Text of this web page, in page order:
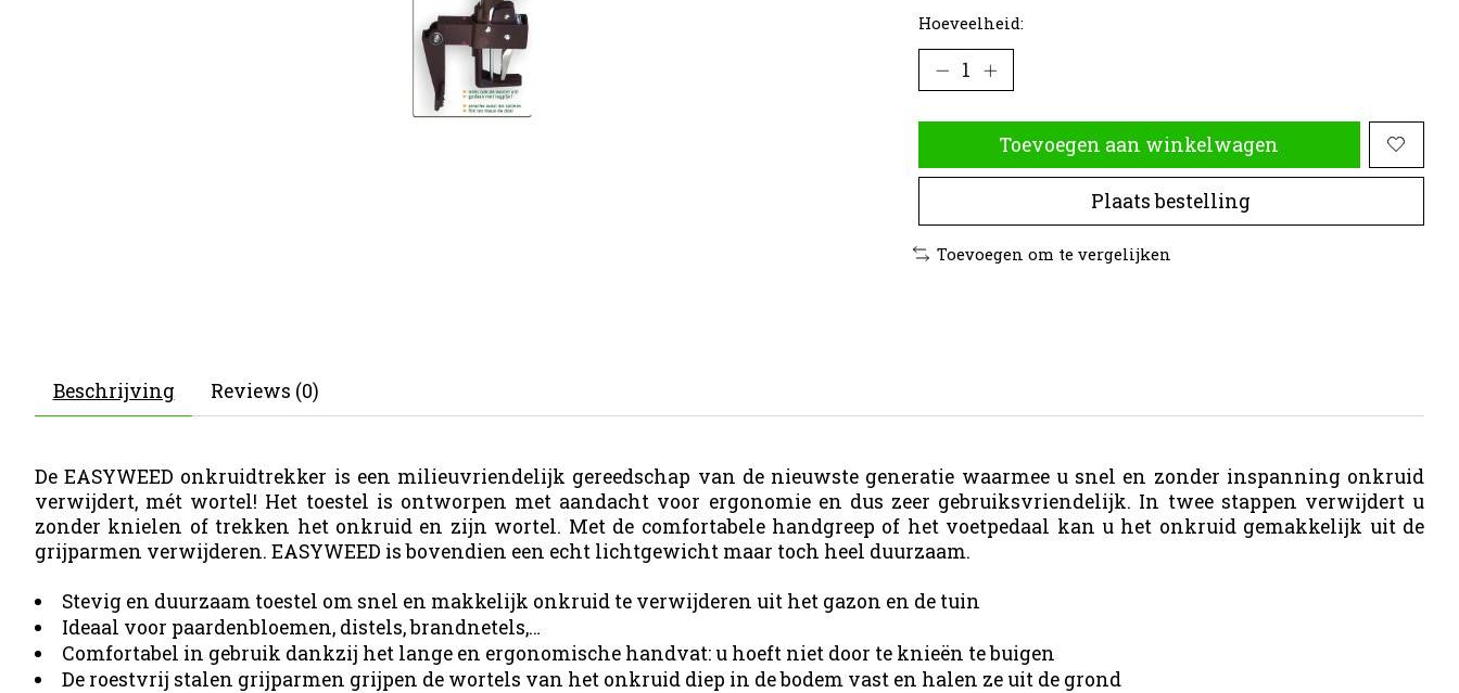
Hoeveelheid:
Toevoegen aan winkelwagen
Plaats bestelling
Toevoegen om te vergelijken
Beschrijving Reviews (0)
De EASYWEED onkruidtrekker is een milieuvriendelijk gereedschap van de nieuwste generatie waarmee u snel en zonder inspanning onkruid
verwijdert, mét wortel! Het toestel is ontworpen met aandacht voor ergonomie en dus zeer gebruiksvriendelijk. In twee stappen verwijdert u
zonder knielen of trekken het onkruid en zijn wortel. Met de comfortabele handgreep of het voetpedaal kan u het onkruid gemakkelijk uit de
grijparmen verwijderen. EASYWEED is bovendien een echt lichtgewicht maar toch heel duurzaam.
Stevig en duurzaam toestel om snel en makkelijk onkruid te verwijderen uit het gazon en de tuin
Ideaal voor paardenbloemen, distels, brandnetels,…
Comfortabel in gebruik dankzij het lange en ergonomische handvat: u hoeft niet door te knieën te buigen
De roestvrij stalen grijparmen grijpen de wortels van het onkruid diep in de bodem vast en halen ze uit de grond